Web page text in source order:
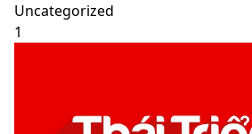
Uncategorized
1